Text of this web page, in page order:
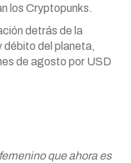
los Cryptopunks.
detrás de la
débito del planeta,
de agosto por USD
que ahora es